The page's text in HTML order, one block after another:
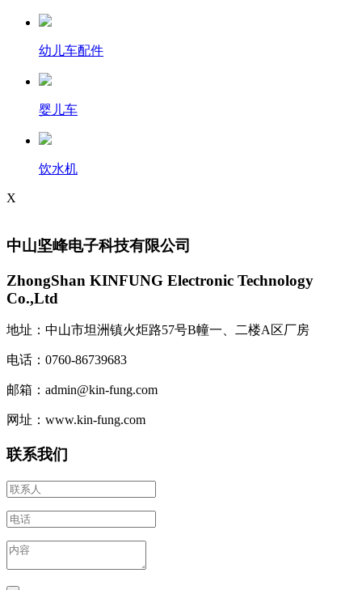
幼儿车配件
婴儿车
饮水机
X
中山坚峰电子科技有限公司
ZhongShan KINFUNG Electronic Technology
Co.,Ltd
地址：中山市坦洲镇火炬路57号B幢一、二楼A区厂房
电话：0760-86739683
邮箱：admin@kin-fung.com
网址：www.kin-fung.com
联系我们